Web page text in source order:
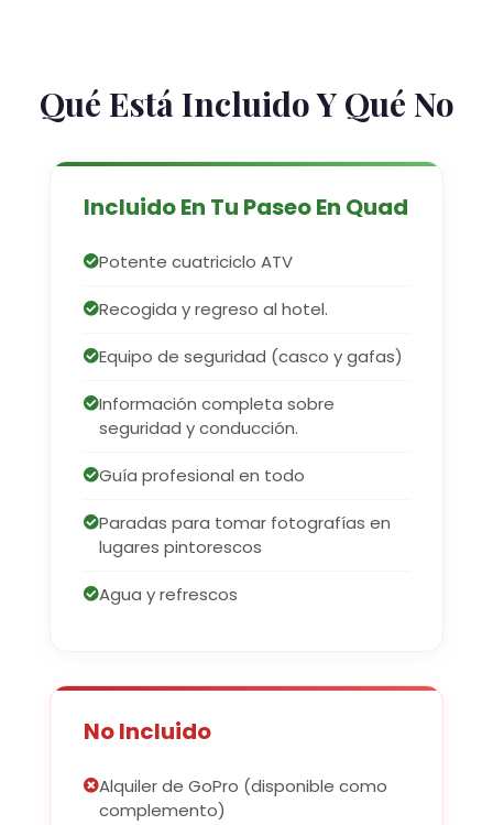
Qué Está Incluido Y Qué No
Incluido En Tu Paseo En Quad
Potente cuatriciclo ATV
Recogida y regreso al hotel.
Equipo de seguridad (casco y gafas)
Información completa sobre
seguridad y conducción.
Guía profesional en todo
Paradas para tomar fotografías en
lugares pintorescos
Agua y refrescos
No Incluido
Alquiler de GoPro (disponible como
complemento)